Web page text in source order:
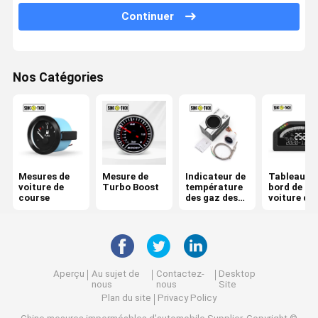
Mesure de la température d'huile
Mesure de température de l'eau
mesure numérique de T/MN
Mètre air-carburant de rapport
indicateur de niveau de carburant
Continuer
Nos Catégories
Mesures de
voiture de
course
Mesure de
Turbo Boost
Indicateur de
température
des gaz des
Tableau de
bord de
voiture de
Aperçu
Au sujet de
nous
Contactez-
nous
Desktop
Site
Plan du site
Privacy Policy